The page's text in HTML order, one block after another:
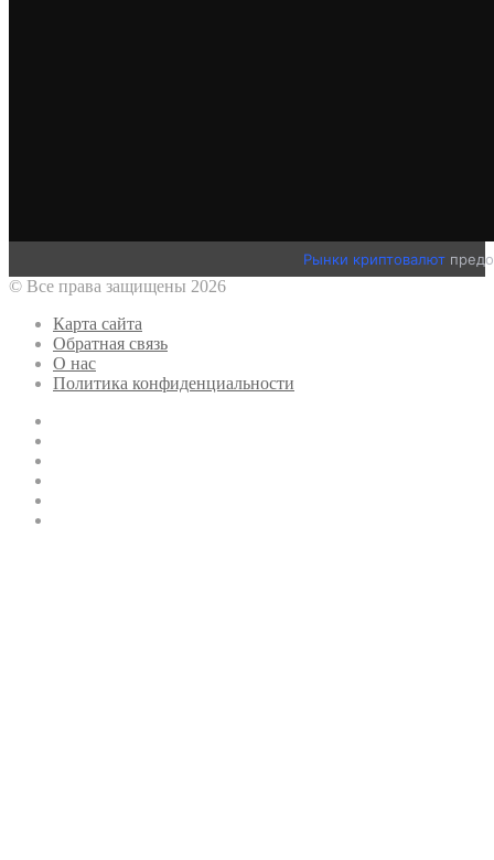
Рынки криптовалют
© Все права защищены 2026
Карта сайта
Обратная связь
О нас
Политика конфиденциальности